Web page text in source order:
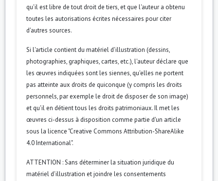
qu'il est libre de tout droit de tiers, et que l'auteur a obtenu
toutes les autorisations écrites nécessaires pour citer
d'autres sources.
Si l'article contient du matériel d'illustration (dessins,
photographies, graphiques, cartes, etc.), l'auteur déclare que
les œuvres indiquées sont les siennes, qu'elles ne portent
pas atteinte aux droits de quiconque (y compris les droits
personnels, par exemple le droit de disposer de son image)
et qu'il en détient tous les droits patrimoniaux. Il met les
œuvres ci-dessus à disposition comme partie d'un article
sous la licence "Creative Commons Attribution-ShareAlike
4.0 International".
ATTENTION : Sans déterminer la situation juridique du
matériel d'illustration et joindre les consentements